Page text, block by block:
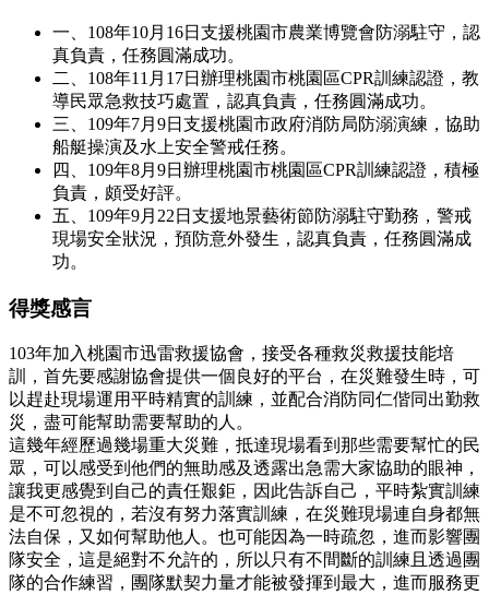
一、108年10月16日支援桃園市農業博覽會防溺駐守，認
真負責，任務圓滿成功。
二、108年11月17日辦理桃園市桃園區CPR訓練認證，教
導民眾急救技巧處置，認真負責，任務圓滿成功。
三、109年7月9日支援桃園市政府消防局防溺演練，協助
船艇操演及水上安全警戒任務。
四、109年8月9日辦理桃園市桃園區CPR訓練認證，積極
負責，頗受好評。
五、109年9月22日支援地景藝術節防溺駐守勤務，警戒
現場安全狀況，預防意外發生，認真負責，任務圓滿成
功。
得獎感言
103年加入桃園市迅雷救援協會，接受各種救災救援技能培
訓，首先要感謝協會提供一個良好的平台，在災難發生時，可
以趕赴現場運用平時精實的訓練，並配合消防同仁偕同出勤救
災，盡可能幫助需要幫助的人。
這幾年經歷過幾場重大災難，抵達現場看到那些需要幫忙的民
眾，可以感受到他們的無助感及透露出急需大家協助的眼神，
讓我更感覺到自己的責任艱鉅，因此告訴自己，平時紮實訓練
是不可忽視的，若沒有努力落實訓練，在災難現場連自身都無
法自保，又如何幫助他人。也可能因為一時疏忽，進而影響團
隊安全，這是絕對不允許的，所以只有不間斷的訓練且透過團
隊的合作練習，團隊默契力量才能被發揮到最大，進而服務更